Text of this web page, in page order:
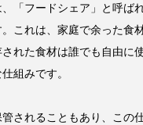
「フードシェア」と呼ば
これは、家庭で余った食
れた食材は誰でも自由に
組みです。
されることもあり、この